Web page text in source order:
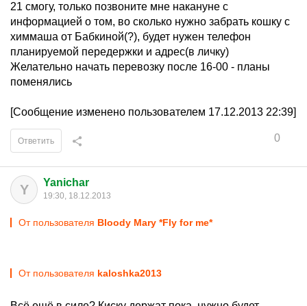
21 смогу, только позвоните мне накануне с
информацией о том, во сколько нужно забрать кошку с
химмаша от Бабкиной(?), будет нужен телефон
планируемой передержки и адрес(в личку)
Желательно начать перевозку после 16-00 - планы
поменялись
[Сообщение изменено пользователем 17.12.2013 22:39]
0
Ответить
Y Yanichar
19:30, 18.12.2013
От пользователя Bloody Mary *Fly for me*
От пользователя kaloshka2013